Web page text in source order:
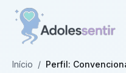
Início / Perfil: